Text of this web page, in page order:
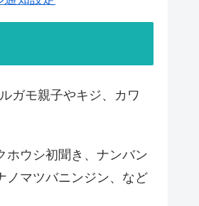
ガモ親子やキジ、カワ
ウシ初聞き、ナンバン
ノマツバニンジン、など